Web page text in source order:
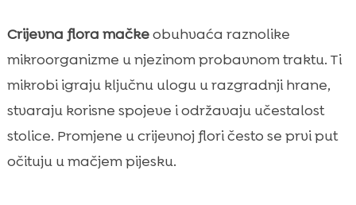
Crijevna flora mačkeobuhvaća raznolike
mikroorganizme u njezinom probavnom traktu. Ti
mikrobi igraju ključnu ulogu u razgradnji hrane,
stvaraju korisne spojeve i održavaju učestalost
stolice. Promjene u crijevnoj flori često se prvi put
očituju u mačjem pijesku.